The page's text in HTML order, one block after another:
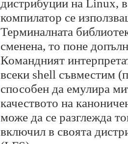
компилатор се
Терминалната
сменена, то поне
Командният
всеки shell съвместим
способен да емулира
качеството на
може да се разглежда
включил в своята